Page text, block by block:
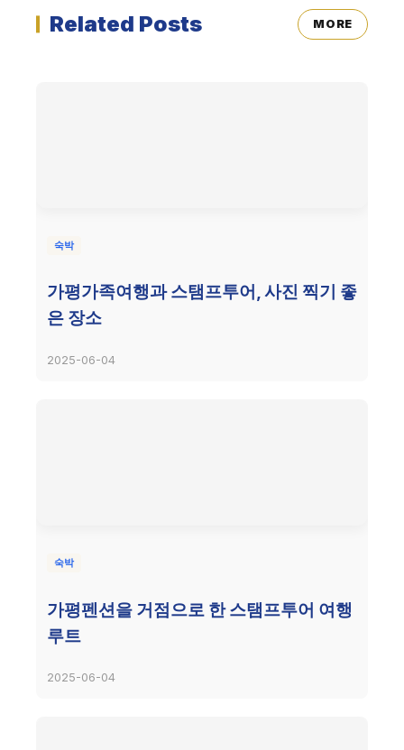
Related Posts MORE
숙박
가평가족여행과 스탬프투어, 사진 찍기 좋
은 장소
2025-06-04
숙박
가평펜션을 거점으로 한 스탬프투어 여행
루트
2025-06-04